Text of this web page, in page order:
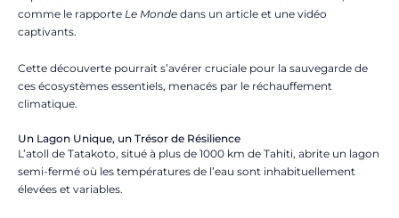
comme le rapporte Le Monde dans un article et une vidéo
captivants.
Cette découverte pourrait s’avérer cruciale pour la sauvegarde de
ces écosystèmes essentiels, menacés par le réchauffement
climatique.
Un Lagon Unique, un Trésor de Résilience
L’atoll de Tatakoto, situé à plus de 1000 km de Tahiti, abrite un lagon
semi-fermé où les températures de l’eau sont inhabituellement
élevées et variables.